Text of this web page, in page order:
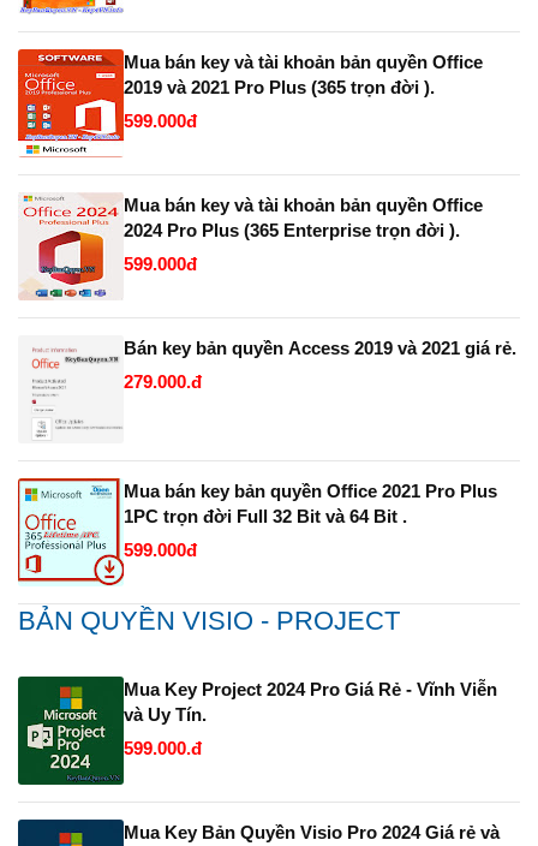
Mua bán key và tài khoản bản quyền Office
2019 và 2021 Pro Plus (365 trọn đời ).
599.000đ
Mua bán key và tài khoản bản quyền Office
2024 Pro Plus (365 Enterprise trọn đời ).
599.000đ
Bán key bản quyền Access 2019 và 2021 giá rẻ.
279.000.đ
Mua bán key bản quyền Office 2021 Pro Plus
1PC trọn đời Full 32 Bit và 64 Bit .
599.000đ
BẢN QUYỀN VISIO - PROJECT
Mua Key Project 2024 Pro Giá Rẻ - Vĩnh Viễn
và Uy Tín.
599.000.đ
Mua Key Bản Quyền Visio Pro 2024 Giá rẻ và